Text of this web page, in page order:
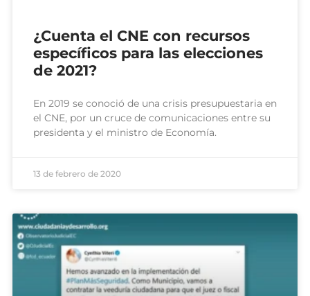
¿Cuenta el CNE con recursos
específicos para las elecciones
de 2021?
En 2019 se conoció de una crisis presupuestaria en
el CNE, por un cruce de comunicaciones entre su
presidenta y el ministro de Economía.
13 de febrero de 2020